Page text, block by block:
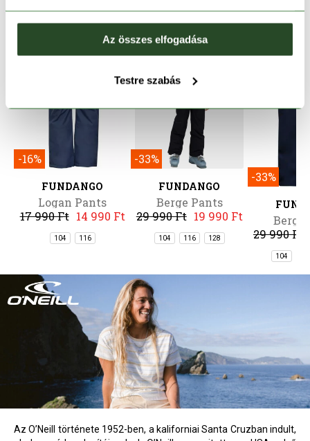
Az összes elfogadása
Testre szabás
-16%
FUNDANGO
Logan Pants
17 990 Ft 14 990 Ft
104 116
-33%
FUNDANGO
Berge Pants
29 990 Ft 19 990 Ft
104 116 128
-33%
Berge
29 990 Ft
104
Az O’Neill története 1952-ben, a kaliforniai Santa Cruzban indult,